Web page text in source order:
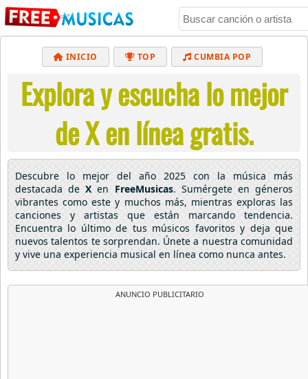
INICIO TOP CUMBIA POP
BACHATA MUSICA CRISTIANA
REGGAETON BALADAS ALTERNATIVO
ELECTRÓNICA CUMBIAS
Explora y escucha lo mejor
de X en línea gratis.
Descubre lo mejor del año 2025 con la música más
destacada deX en FreeMusicas. Sumérgete en géneros
vibrantes como este y muchos más, mientras exploras las
canciones y artistas que están marcando tendencia.
Encuentra lo último de tus músicos favoritos y deja que
nuevos talentos te sorprendan. Únete a nuestra comunidad
y vive una experiencia musical en línea como nunca antes.
ANUNCIO PUBLICITARIO